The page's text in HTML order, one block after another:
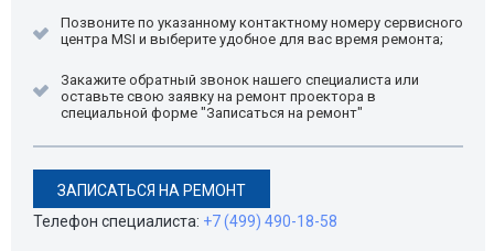
Позвоните по указанному контактному номеру сервисного
центра MSI и выберите удобное для вас время ремонта;
Закажите обратный звонок нашего специалиста или
оставьте свою заявку на ремонт проектора в
специальной форме "Записаться на ремонт"
ЗАПИСАТЬСЯ НА РЕМОНТ
Телефон специалиста: +7 (499) 490-18-58